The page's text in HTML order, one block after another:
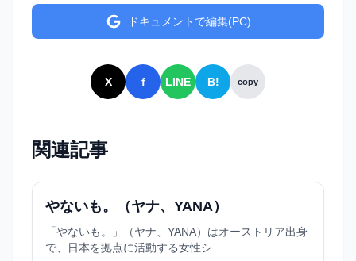
ドキュメントで編集(PC)
X f LINE B! copy
関連記事
やないも。（ヤナ、YANA）
「やないも。」（ヤナ、YANA）はオーストリア出身
で、日本を拠点に活動する女性シ…